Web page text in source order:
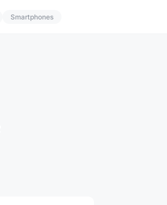
Smartphones